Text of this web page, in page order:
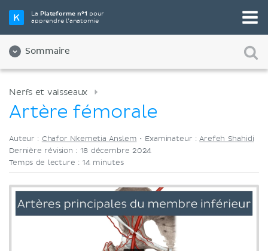
La Plateforme n°1 pour
apprendre l’anatomie
Sommaire
Choisissez votre outil d'étude préféré
Vidéos
Nerfs et vaisseaux
Artère fémorale
Auteur : Chafor Nkemetia Anslem • Examinateur :Arefeh Shahidi
Dernière révision : 18 décembre 2024
Temps de lecture : 14 minutes